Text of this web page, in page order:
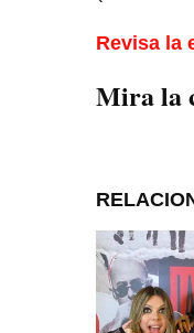
Revisa la
Mira la